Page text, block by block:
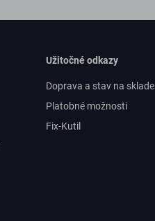
Užitočné odkazy
Doprava a stav na sklade
Platobné možnosti
Fix-Kutil